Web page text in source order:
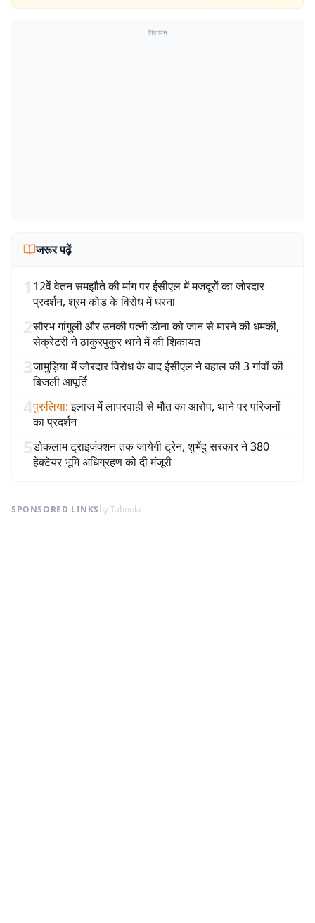
विज्ञापन
जरूर पढ़ें
1 12वें वेतन समझौते की मांग पर ईसीएल में मजदूरों का जोरदार
प्रदर्शन, श्रम कोड के विरोध में धरना
2सौरभ गांगुली और उनकी पत्नी डोना को जान से मारने की धमकी,
सेक्रेटरी ने ठाकुरपुकुर थाने में की शिकायत
3जामुड़िया में जोरदार विरोध के बाद ईसीएल ने बहाल की 3 गांवों की
बिजली आपूर्ति
4पुरुलिया: इलाज में लापरवाही से मौत का आरोप, थाने पर परिजनों
का प्रदर्शन
5डोकलाम ट्राइजंक्शन तक जायेगी ट्रेन, शुभेंदु सरकार ने 380
हेक्टेयर भूमि अधिग्रहण को दी मंजूरी
SPONSORED LINKSby Taboola